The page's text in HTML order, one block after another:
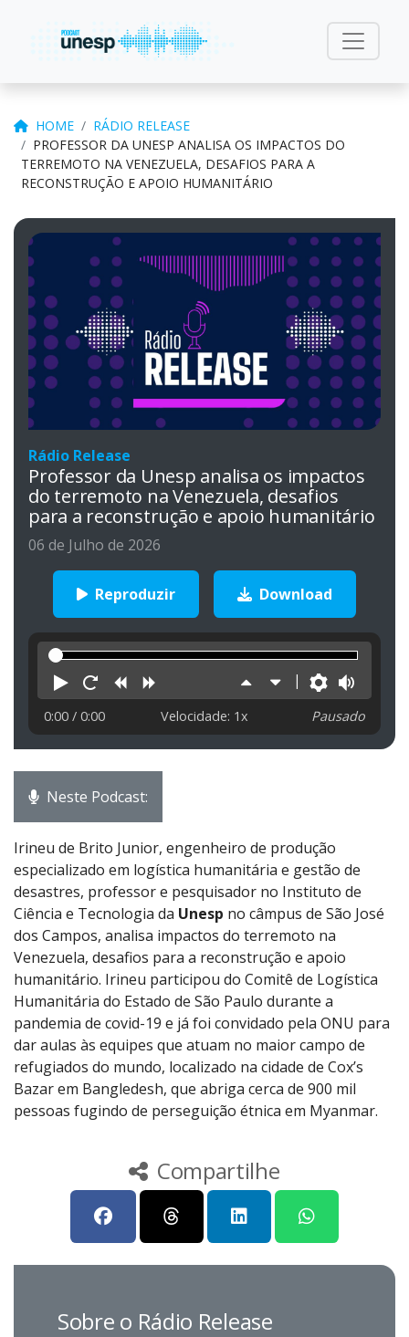
HOME
RÁDIO RELEASE
PROFESSOR DA UNESP ANALISA OS IMPACTOS DO
TERREMOTO NA VENEZUELA, DESAFIOS PARA A
RECONSTRUÇÃO E APOIO HUMANITÁRIO
Rádio Release
Professor da Unesp analisa os impactos
do terremoto na Venezuela, desafios
para a reconstrução e apoio humanitário
06 de Julho de 2026
Reproduzir Download
Reproduzir
ReiniciarRetroceder
Aumentar
velocidade
Diminuir
velocidade
0:00 / 0:00 Velocidade: 1x Pausado
Neste Podcast:
Irineu de Brito Junior, engenheiro de produção
especializado em logística humanitária e gestão de
desastres, professor e pesquisador no Instituto de
Ciência e Tecnologia da Unesp no câmpus de São José
dos Campos, analisa impactos do terremoto na
Venezuela, desafios para a reconstrução e apoio
humanitário. Irineu participou do Comitê de Logística
Humanitária do Estado de São Paulo durante a
pandemia de covid-19 e já foi convidado pela ONU para
dar aulas às equipes que atuam no maior campo de
refugiados do mundo, localizado na cidade de Cox’s
Bazar em Bangledesh, que abriga cerca de 900 mil
pessoas fugindo de perseguição étnica em Myanmar.
Compartilhe
Sobre o Rádio Release